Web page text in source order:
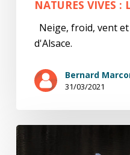
NATURES VIVES :
Neige, froid, vent
d'Alsace.
Bernard
31/03/2021
natures
ViVes